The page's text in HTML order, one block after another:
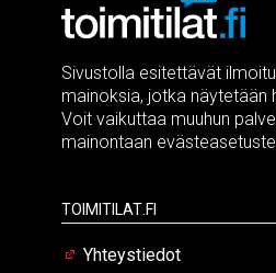
Sivustolla esitettävät
mainoksia, jotka näytetään
Voit vaikuttaa muuhun
mainontaan
Toimitilat.fi
Yhteystiedot